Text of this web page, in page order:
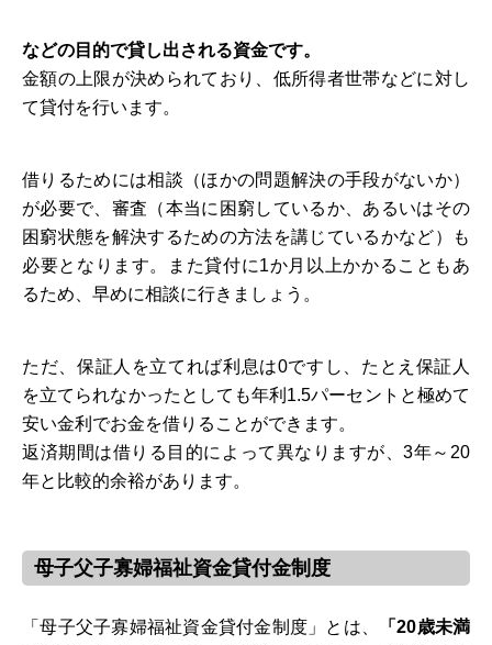
などの目的で貸し出される資金です。
金額の上限が決められており、低所得者世帯などに対し
て貸付を行います。
借りるためには相談（ほかの問題解決の手段がないか）
が必要で、審査（本当に困窮しているか、あるいはその
困窮状態を解決するための方法を講じているかなど）も
必要となります。また貸付に1か月以上かかることもあ
るため、早めに相談に行きましょう。
ただ、保証人を立てれば利息は0ですし、たとえ保証人
を立てられなかったとしても年利1.5パーセントと極めて
安い金利でお金を借りることができます。
返済期間は借りる目的によって異なりますが、3年～20
年と比較的余裕があります。
母子父子寡婦福祉資金貸付金制度
「母子父子寡婦福祉資金貸付金制度」とは、
「20歳未満